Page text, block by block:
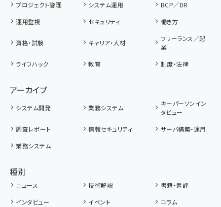
プロジェクト管理
システム運用
BCP／DR
運用監視
セキュリティ 働き方
資格・試験 キャリア・人材
フリーランス／起
業
ライフハック
教育 制度・法律
アーカイブ
システム開発 業務システム
キーパーソンイン
タビュー
調査レポート
情報セキュリティ
サーバ構築・運用
業務システム
種別
ニュース 技術解説
書籍・書評
インタビュー
イベント
コラム